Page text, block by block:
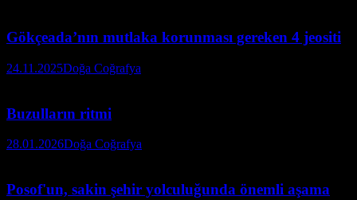
Gökçeada’nın mutlaka korunması gereken 4 jeositi
24.11.2025Doğa Coğrafya
Buzulların ritmi
28.01.2026Doğa Coğrafya
Posof'un, sakin şehir yolculuğunda önemli aşama